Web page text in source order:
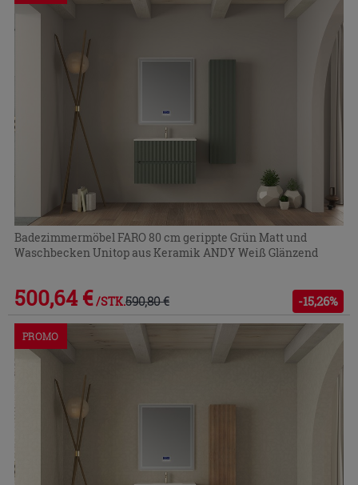
Badezimmermöbel FARO 80 cm gerippte Grün Matt und
Waschbecken Unitop aus Keramik ANDY Weiß Glänzend
500,64 € /STK.590,80 € -15,26%
PROMO